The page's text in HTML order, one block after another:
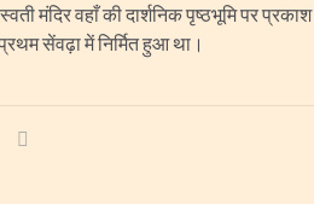
मंदिर वहाँ की दार्शनिक पृष्ठभूमि पर
सेंवढ़ा में निर्मित हुआ था।